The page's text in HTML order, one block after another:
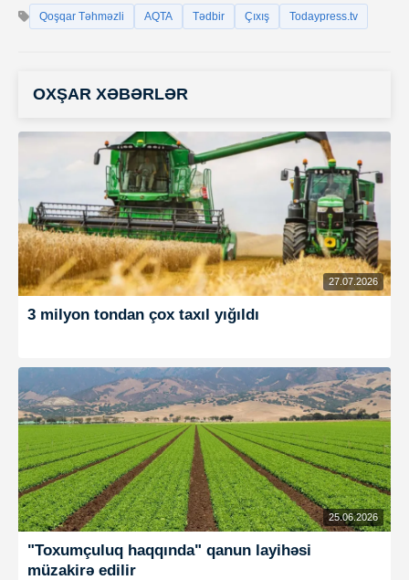
Qoşqar Təhməzli AQTA Tədbir Çıxış Todaypress.tv
OXŞAR XƏBƏRLƏR
27.07.2026
3 milyon tondan çox taxıl yığıldı
25.06.2026
"Toxumçuluq haqqında" qanun layihəsi
müzakirə edilir